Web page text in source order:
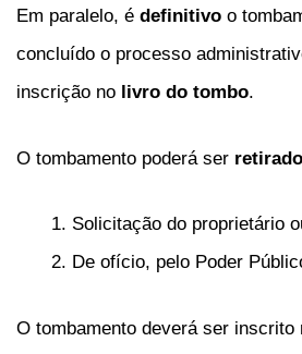
Em paralelo, é definitivo o
concluído o processo
inscrição no livro do tombo.
O tombamento poderá ser retirado
Solicitação do proprietário
De ofício, pelo Poder
O tombamento deverá ser inscrito